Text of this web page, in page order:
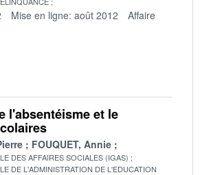
Mise en ligne: août 2012
Affaire
l'absentéisme et le
FOUQUET, Annie
DES AFFAIRES SOCIALES (IGAS)
DE L'ADMINISTRATION DE L'EDUCATION